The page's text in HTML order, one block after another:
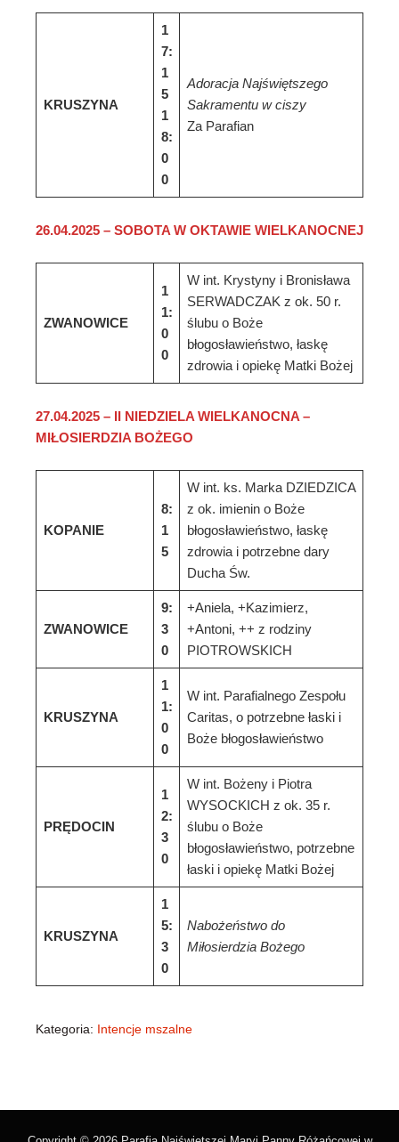
KRUSZYNA
1
7:
1
5
1
8:
0
0
Adoracja Najświętszego
Sakramentu w ciszy
Za Parafian
26.04.2025 – SOBOTA W OKTAWIE WIELKANOCNEJ
ZWANOWICE
1
1:
0
0
W int. Krystyny i Bronisława
SERWADCZAK z ok. 50 r.
ślubu o Boże
błogosławieństwo, łaskę
zdrowia i opiekę Matki Bożej
27.04.2025 – II NIEDZIELA WIELKANOCNA –
MIŁOSIERDZIA BOŻEGO
KOPANIE
8:
1
5
W int. ks. Marka DZIEDZICA
z ok. imienin o Boże
błogosławieństwo, łaskę
zdrowia i potrzebne dary
Ducha Św.
ZWANOWICE
9:
3
0
+Aniela, +Kazimierz,
+Antoni, ++ z rodziny
PIOTROWSKICH
KRUSZYNA
1
1:
0
0
W int. Parafialnego Zespołu
Caritas, o potrzebne łaski i
Boże błogosławieństwo
PRĘDOCIN
1
2:
3
0
W int. Bożeny i Piotra
WYSOCKICH z ok. 35 r.
ślubu o Boże
błogosławieństwo, potrzebne
łaski i opiekę Matki Bożej
KRUSZYNA
1
5:
3
0
Nabożeństwo do
Miłosierdzia Bożego
Kategoria: Intencje mszalne